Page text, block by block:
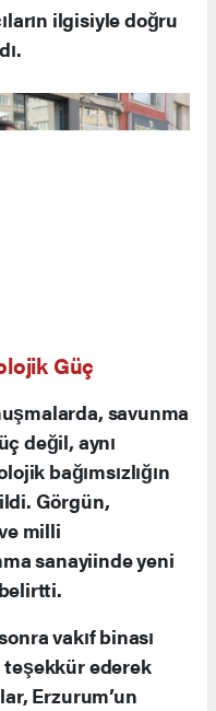
varan büyümeyi
bu
öneme sahip.”
Çatı Kuruluş”
Okay
ROKETSAN ve
gurur kaynağı
bulunduğunu
bağışlarıyla
Kuvvetleri’nin
bir bölge
ruhunun
hizmettir” dedi.